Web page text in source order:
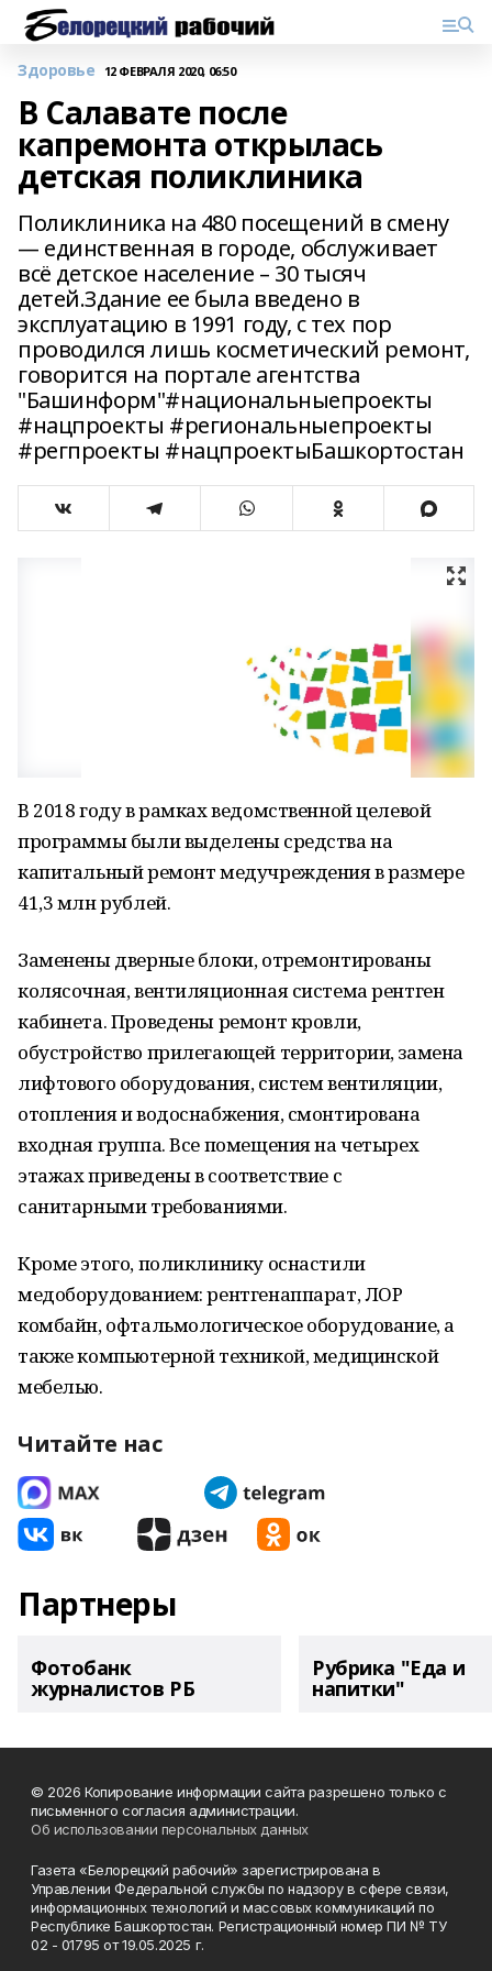
Здоровье 12 ФЕВРАЛЯ 2020, 06:50
В Салавате после
капремонта открылась
детская поликлиника
Поликлиника на 480 посещений в смену
— единственная в городе, обслуживает
всё детское население – 30 тысяч
детей.Здание ее была введено в
эксплуатацию в 1991 году, с тех пор
проводился лишь косметический ремонт,
говорится на портале агентства
"Башинформ"#национальныепроекты
#нацпроекты #региональныепроекты
#регпроекты #нацпроектыБашкортостан
В 2018 году в рамках ведомственной целевой
программы были выделены средства на
капитальный ремонт медучреждения в размере
41,3 млн рублей.
Заменены дверные блоки, отремонтированы
колясочная, вентиляционная система рентген
кабинета. Проведены ремонт кровли,
обустройство прилегающей территории, замена
лифтового оборудования, систем вентиляции,
отопления и водоснабжения, смонтирована
входная группа. Все помещения на четырех
этажах приведены в соответствие с
санитарными требованиями.
Кроме этого, поликлинику оснастили
медоборудованием: рентгенаппарат, ЛОР
комбайн, офтальмологическое оборудование, а
также компьютерной техникой, медицинской
мебелью.
Читайте нас
Партнеры
Фотобанк
журналистов РБ
Рубрика "Еда и
напитки"
© 2026 Копирование информации сайта разрешено только с
письменного согласия администрации.
Об использовании персональных данных
Газета «Белорецкий рабочий» зарегистрирована в
Управлении Федеральной службы по надзору в сфере связи,
информационных технологий и массовых коммуникаций по
Республике Башкортостан. Регистрационный номер ПИ № ТУ
02 - 01795 от 19.05.2025 г.